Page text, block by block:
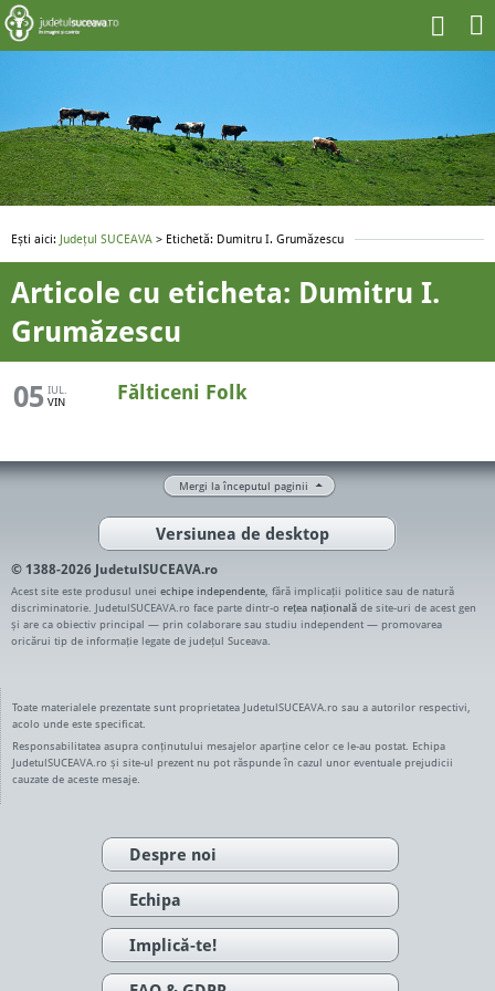
Ești aici: Județul SUCEAVA > Etichetă: Dumitru I. Grumăzescu
Articole cu eticheta: Dumitru I.
Grumăzescu
Fălticeni Folk
05 IUL.
VIN
Mergi la începutul paginii
Versiunea de desktop
© 1388-2026 JudetulSUCEAVA.ro
Acest site este produsul unei echipe independente , fără implicații politice sau de natură
discriminatorie. JudetulSUCEAVA.ro face parte dintr-o rețea națională de site-uri de acest gen
și are ca obiectiv principal — prin colaborare sau studiu independent — promovarea
oricărui tip de informație legate de județul Suceava.
Toate materialele prezentate sunt proprietatea JudetulSUCEAVA.ro sau a autorilor respectivi,
acolo unde este specificat.
Responsabilitatea asupra conținutului mesajelor aparține celor ce le-au postat. Echipa
JudetulSUCEAVA.ro și site-ul prezent nu pot răspunde în cazul unor eventuale prejudicii
cauzate de aceste mesaje.
Despre noi
Echipa
Implică-te!